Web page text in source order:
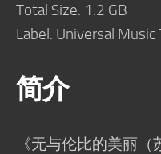
Total Size: 1.2 GB
Label: Universal Music
简介
《无与伦比的美丽